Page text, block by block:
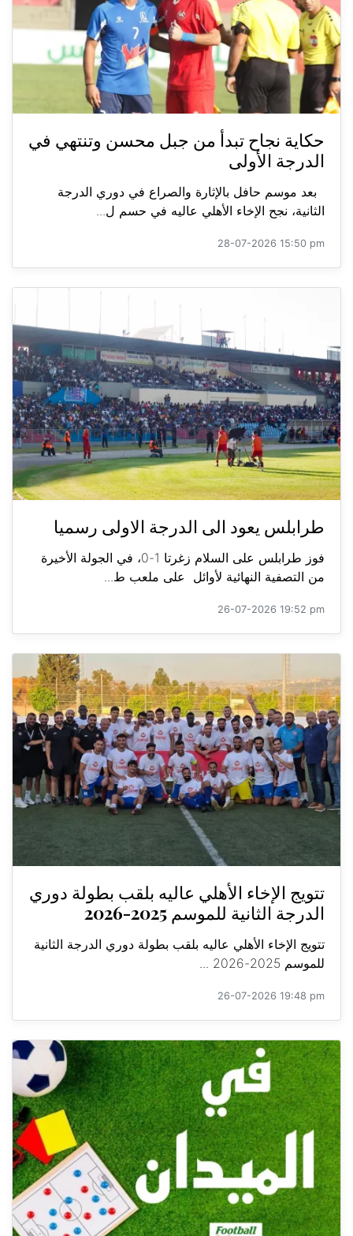
حكاية نجاح تبدأ من جبل محسن وتنتهي في
الدرجة الأولى
بعد موسم حافل بالإثارة والصراع في دوري الدرجة
الثانية، نجح الإخاء الأهلي عاليه في حسم ل...
28-07-2026 15:50 pm
طرابلس يعود الى الدرجة الاولى رسميا
فوز طرابلس على السلام زغرتا 1-0، في الجولة الأخيرة
من التصفية النهائية لأوائل على ملعب ط...
26-07-2026 19:52 pm
تتويج الإخاء الأهلي عاليه بلقب بطولة دوري
الدرجة الثانية للموسم 2025-2026
تتويج الإخاء الأهلي عاليه بلقب بطولة دوري الدرجة الثانية
للموسم 2025-2026 ...
26-07-2026 19:48 pm